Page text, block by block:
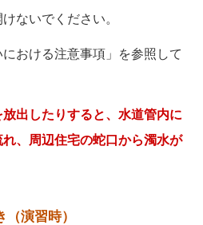
ないでください。
おける注意事項」を参照して
出したりすると、水道管内に
、周辺住宅の蛇口から濁水が
演習時）